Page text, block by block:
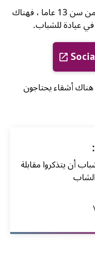
عندما يتعلق الأمر بالأطفال والشباب من سن 13 عاما ، فهناك
في عيادة للشباب.
أشقاء يحتاجون
أن يتذكروا مقابلة